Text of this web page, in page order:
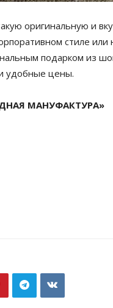
оригинальную и
стиле
подарком из
удобные цены.
МАНУФАКТУРА»